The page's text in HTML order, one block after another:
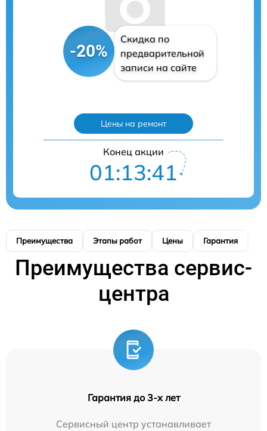
-20%
Скидка по
предварительной
записи на сайте
Цены на ремонт
Конец акции
01:13:40
Преимущества Этапы работ Цены Гарантия
Преимущества сервис-
центра
Гарантия до 3-х лет
Сервисный центр устанавливает